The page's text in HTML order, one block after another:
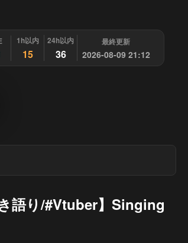
1h以内
15
24h以内
36
最終更新
2026-08-09 21:12
語り/#Vtuber】Singing